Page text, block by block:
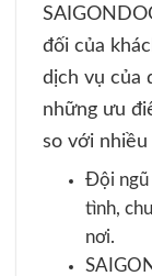
đối của
dịch vụ của
những ưu
so với
Đội ngũ
tình,
nơi.